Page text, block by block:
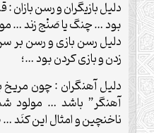
دليل بازيگران و رسن بازان
بود … چنگ يا صَنْج زند …
دليل رسن بازى و رسن بر
زدن و بازى كردن بود …؛
دليل آهنگران : چون مريخ
آهنگر” باشد … مولود
ناخن‏چين و امثال اين كنَد …